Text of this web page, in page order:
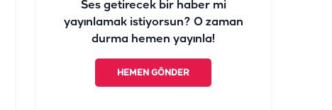
Ses getirecek bir haber mi
yayınlamak istiyorsun? O zaman
durma hemen yayınla!
HEMEN GÖNDER